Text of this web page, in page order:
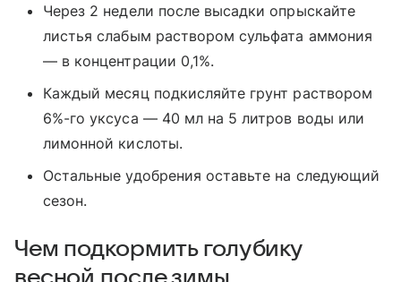
Через 2 недели после высадки опрыскайте
листья слабым раствором сульфата аммония
— в концентрации 0,1%.
Каждый месяц подкисляйте грунт раствором
6%-го уксуса — 40 мл на 5 литров воды или
лимонной кислоты.
Остальные удобрения оставьте на следующий
сезон.
Чем подкормить голубику